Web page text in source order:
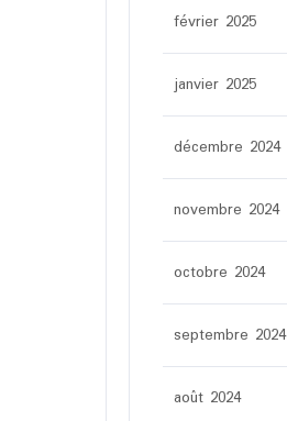
février 2025
janvier 2025
décembre 2024
novembre 2024
octobre 2024
septembre 2024
août 2024